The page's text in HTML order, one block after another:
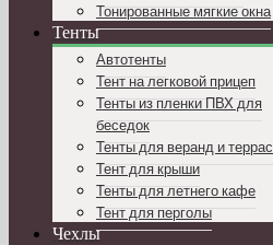
Тонированные мягкие окна
Тенты
Автотенты
Тент на легковой прицеп
Тенты из пленки ПВХ для
беседок
Тенты для веранд и террас
Тент для крыши
Тенты для летнего кафе
Тент для перголы
Чехлы